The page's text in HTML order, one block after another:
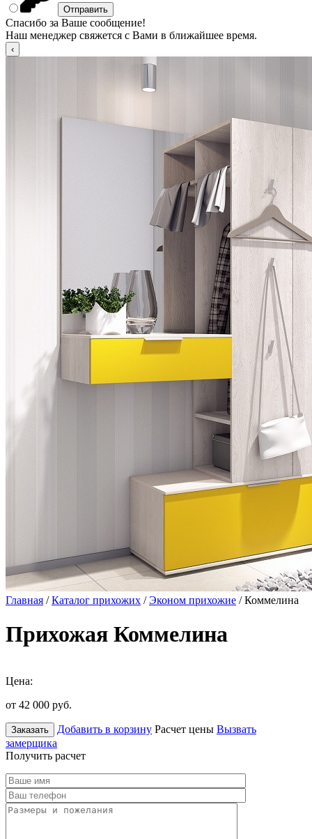
Спасибо за Ваше сообщение!
Наш менеджер свяжется с Вами в ближайшее время.
Главная /Каталог прихожих /Эконом прихожие / Коммелина
Прихожая Коммелина
Цена:
от 42 000 руб.
Заказать Добавить в корзину Расчет цены Вызвать
замерщика
Получить расчет